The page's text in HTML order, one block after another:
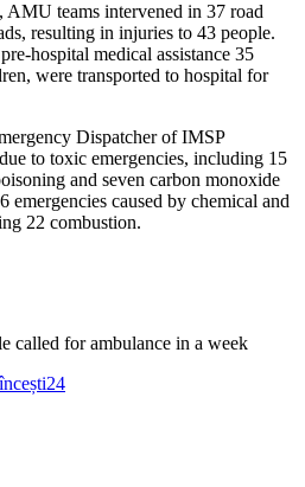
teams intervened in 37 road
resulting in injuries to 43 people.
hospital medical assistance 35
were transported to hospital for
Dispatcher of IMSP
to toxic emergencies, including 15
and seven carbon monoxide
emergencies caused by chemical and
22 combustion.
called for ambulance in a week